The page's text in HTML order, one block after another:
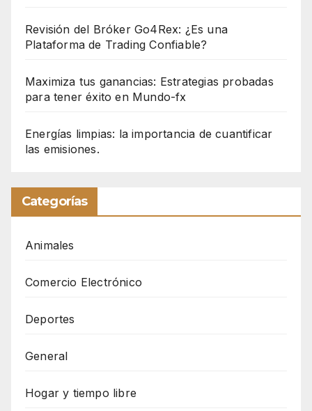
Revisión del Bróker Go4Rex: ¿Es una
Plataforma de Trading Confiable?
Maximiza tus ganancias: Estrategias probadas
para tener éxito en Mundo-fx
Energías limpias: la importancia de cuantificar
las emisiones.
Categorías
Animales
Comercio Electrónico
Deportes
General
Hogar y tiempo libre